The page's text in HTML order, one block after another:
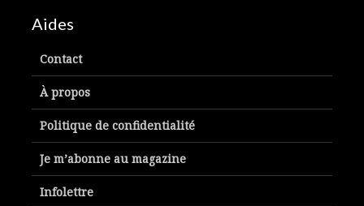
Aides
Contact
À propos
Politique de confidentialité
Je m’abonne au magazine
Infolettre